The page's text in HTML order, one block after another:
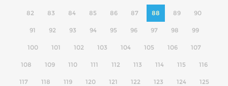
82 83 84 85 86 87 88 89 90
91 92 93 94 95 96 97 98 99
100 101 102 103 104 105 106 107
108 109 110 111 112 113 114 115 116
117 118 119 120 121 122 123 124 125